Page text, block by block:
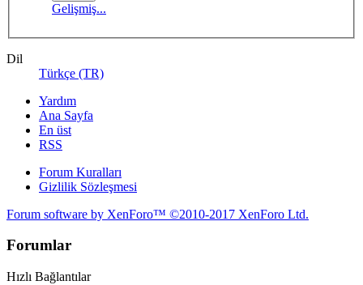
Gelişmiş...
Dil
Türkçe (TR)
Yardım
Ana Sayfa
En üst
RSS
Forum Kuralları
Gizlilik Sözleşmesi
Forum software by XenForo™ ©2010-2017 XenForo Ltd.
Forumlar
Hızlı Bağlantılar